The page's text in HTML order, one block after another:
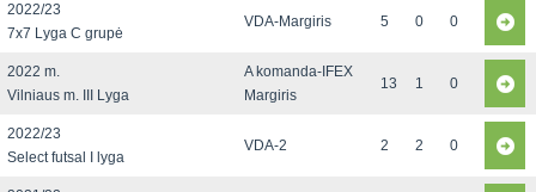
2022/23
7x7 Lyga C grupė
VDA-Margiris 5 0 0
2022 m.
Vilniaus m. III Lyga
A komanda-IFEX
Margiris
13 1 0
2022/23
Select futsal I lyga
VDA-2 2 2 0